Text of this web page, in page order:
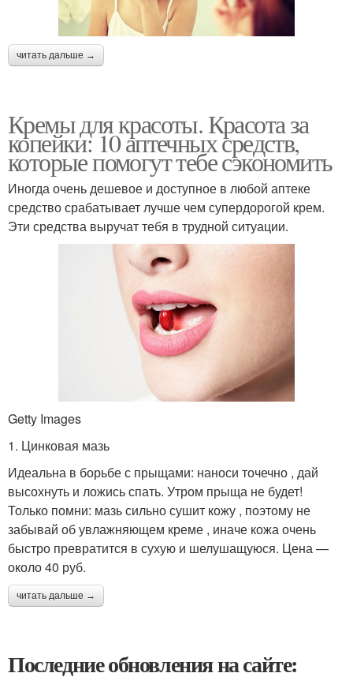
читать дальше →
Кремы для красоты. Красота за
копейки: 10 аптечных средств,
которые помогут тебе сэкономить
Иногда очень дешевое и доступное в любой аптеке
средство срабатывает лучше чем супердорогой крем.
Эти средства выручат тебя в трудной ситуации.
Getty Images
1. Цинковая мазь
Идеальна в борьбе с прыщами: наноси точечно , дай
высохнуть и ложись спать. Утром прыща не будет!
Только помни: мазь сильно сушит кожу , поэтому не
забывай об увлажняющем креме , иначе кожа очень
быстро превратится в сухую и шелушащуюся. Цена —
около 40 руб.
читать дальше →
Последние обновления на сайте: